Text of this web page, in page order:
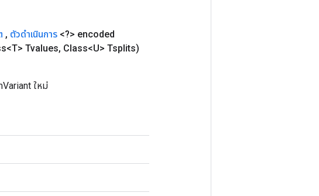
, ตัวดำเนินการ <?> encoded
Tvalues, Class<U> Tsplits)
ใหม่